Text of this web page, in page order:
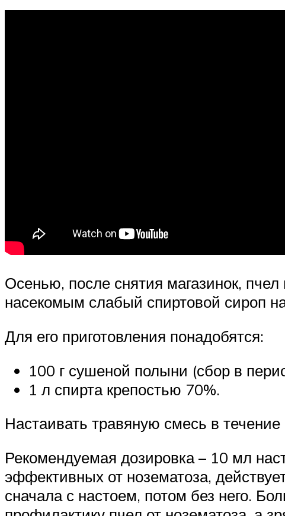
Осенью, после снятия магазинок,
насекомым слабый спиртовой сироп
Для его приготовления понадобятся:
100 г сушеной полыни (сбор в
1 л спирта крепостью 70%.
Настаивать травяную смесь в
Рекомендуемая дозировка – 10 мл
эффективных от нозематоза,
сначала с настоем, потом без него.